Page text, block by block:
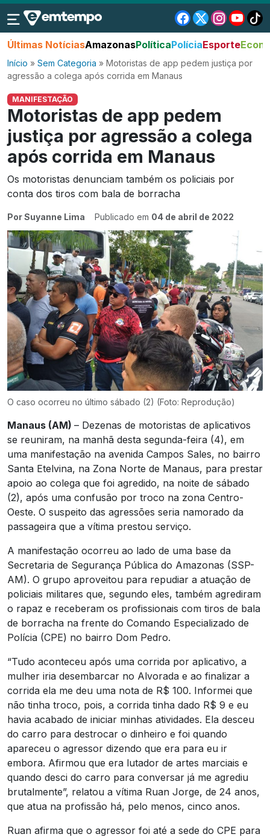
Últimas NotíciasAmazonasPolíticaPolíciaEsporte
Início » Sem Categoria » Motoristas de app pedem justiça por
agressão a colega após corrida em Manaus
MANIFESTAÇÃO
Motoristas de app pedem
justiça por agressão a colega
após corrida em Manaus
Os motoristas denunciam também os policiais por
conta dos tiros com bala de borracha
Por Suyanne Lima Publicado em 04 de abril de 2022
O caso ocorreu no último sábado (2) (Foto: Reprodução)
Manaus (AM) – Dezenas de motoristas de aplicativos
se reuniram, na manhã desta segunda-feira (4), em
uma manifestação na avenida Campos Sales, no bairro
Santa Etelvina, na Zona Norte de Manaus, para prestar
apoio ao colega que foi agredido, na noite de sábado
(2), após uma confusão por troco na zona Centro-
Oeste. O suspeito das agressões seria namorado da
passageira que a vítima prestou serviço.
A manifestação ocorreu ao lado de uma base da
Secretaria de Segurança Pública do Amazonas (SSP-
AM). O grupo aproveitou para repudiar a atuação de
policiais militares que, segundo eles, também agrediram
o rapaz e receberam os profissionais com tiros de bala
de borracha na frente do Comando Especializado de
Polícia (CPE) no bairro Dom Pedro.
“Tudo aconteceu após uma corrida por aplicativo, a
mulher iria desembarcar no Alvorada e ao finalizar a
corrida ela me deu uma nota de R$ 100. Informei que
não tinha troco, pois, a corrida tinha dado R$ 9 e eu
havia acabado de iniciar minhas atividades. Ela desceu
do carro para destrocar o dinheiro e foi quando
apareceu o agressor dizendo que era para eu ir
embora. Afirmou que era lutador de artes marciais e
quando desci do carro para conversar já me agrediu
brutalmente”, relatou a vítima Ruan Jorge, de 24 anos,
que atua na profissão há, pelo menos, cinco anos.
Ruan afirma que o agressor foi até a sede do CPE para